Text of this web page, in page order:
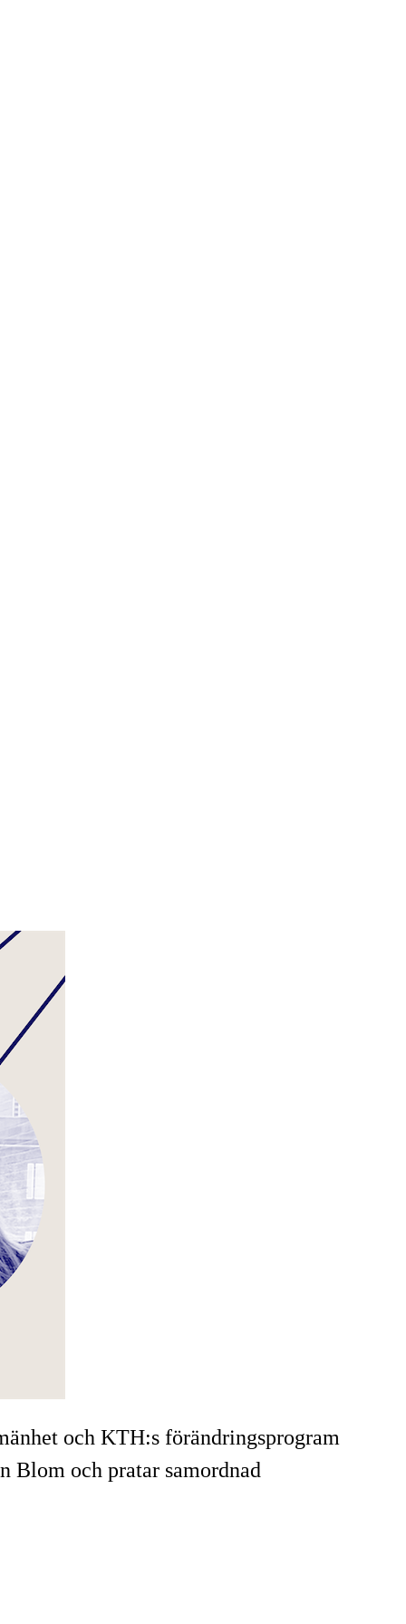
och KTH:s förändringsprogram
Blom och pratar samordnad